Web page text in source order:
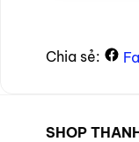
Chia sẻ:
SHOP